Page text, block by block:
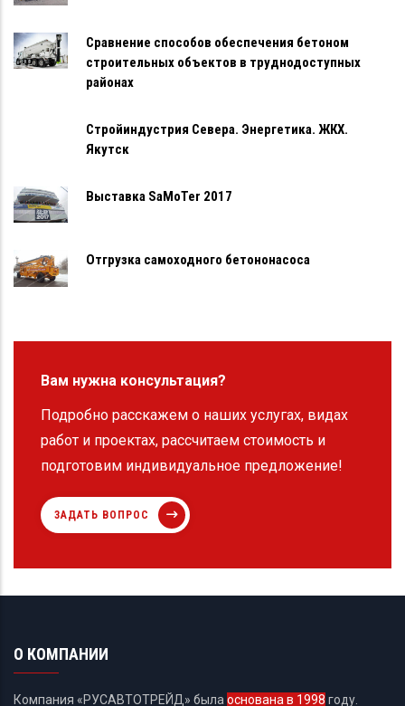
Сравнение способов обеспечения бетоном
строительных объектов в труднодоступных
районах
Стройиндустрия Севера. Энергетика. ЖКХ.
Якутск
Выставка SaMoTer 2017
Отгрузка самоходного бетононасоса
Вам нужна консультация?
Подробно расскажем о наших услугах, видах
работ и проектах, рассчитаем стоимость и
подготовим индивидуальное предложение!
ЗАДАТЬ ВОПРОС
О КОМПАНИИ
Компания «РУСАВТОТРЕЙД» была основана в 1998 году.